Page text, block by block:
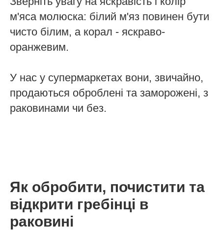
м'яса молюска: білий м'яз повинен бути
чисто білим, а корал - яскраво-
оранжевим.
У нас у супермаркетах вони, звичайно,
продаються оброблені та заморожені, з
раковинами чи без.
Як обробити, почистити та
відкрити гребінці в
раковині